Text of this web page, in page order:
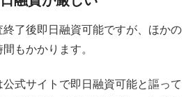
了後即日融資可能ですが、ほかの
もかかります。
式サイトで即日融資可能と謳って